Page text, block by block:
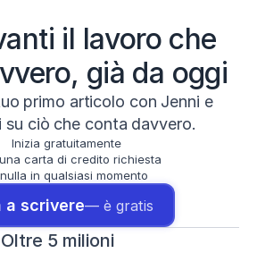
il lavoro che
già da oggi
primo articolo con Jenni e
su ciò che conta davvero.
Inizia gratuitamente
carta di credito richiesta
in qualsiasi momento
a scrivere— è gratis
Oltre 5 milioni